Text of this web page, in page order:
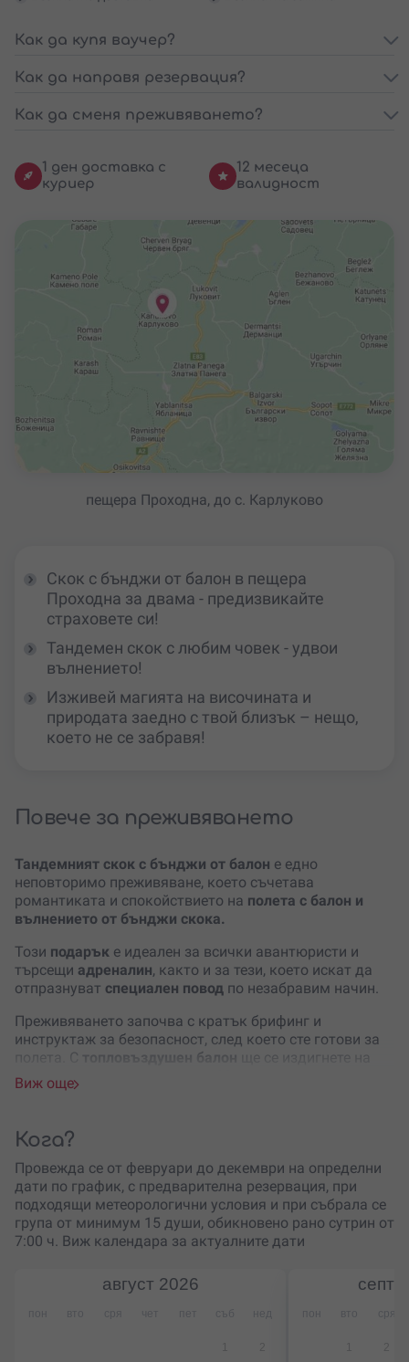
Как да купя ваучер?
Как да направя резервация?
Как да сменя преживяването?
1 ден доставка с
куриер
12 месеца
валидност
пещера Проходна, до с. Карлуково
Скок с бънджи от балон в пещера
Проходна за двама - предизвикайте
страховете си!
Тандемен скок с любим човек - удвои
вълнението!
Изживей магията на височината и
природата заедно с твой близък – нещо,
което не се забравя!
Повече за преживяването
Тандемният скок с бънджи от балон е едно
неповторимо преживяване, което съчетава
романтиката и спокойствието на полета с балон и
вълнението от бънджи скока.
Този подарък е идеален за всички авантюристи и
търсещи адреналин, както и за тези, което искат да
отпразнуват специален повод по незабравим начин.
Преживяването започва с кратък брифинг и
инструктаж за безопасност, след което сте готови за
полета. С
топловъздушен балон
впечатляваща височина до
да се насладите на зашеметяващи гледки.
Когато балонът достигне оптималната височина, ти и
твоят спътник ще
обезопасени с въжета. Скокът е съчетание от еуфория
и вълнение, докато се наслаждавате насвободното
падане, последвано от нежните амплитуди на въжето.
През цялото време ще бъдете под надзора наопитен
инструктор , който гарантира вашатабезопасност
адреналина на скока с бънджи
, докато се люлеете
Виж още
Кога?
Провежда се от февруари до декември на определни
дати по график, с предварителна резервация, при
подходящи метеорологични условия и при събрала се
група от минимум 15 души, обикновено рано сутрин от
7:00 ч. Виж календара за актуалните дати
август 2026
пон вто сря чет пет нед пон вто сря